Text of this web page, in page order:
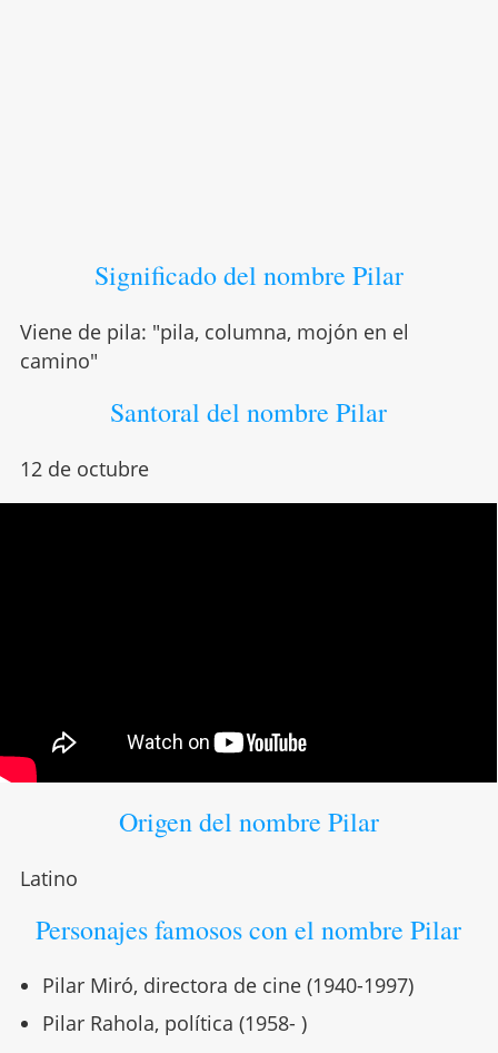
Significado del nombre Pilar
Viene de pila: "pila, columna, mojón en el
camino"
Santoral del nombre Pilar
12 de octubre
Origen del nombre Pilar
Latino
Personajes famosos con el nombre Pilar
Pilar Miró, directora de cine (1940-1997)
Pilar Rahola, política (1958- )